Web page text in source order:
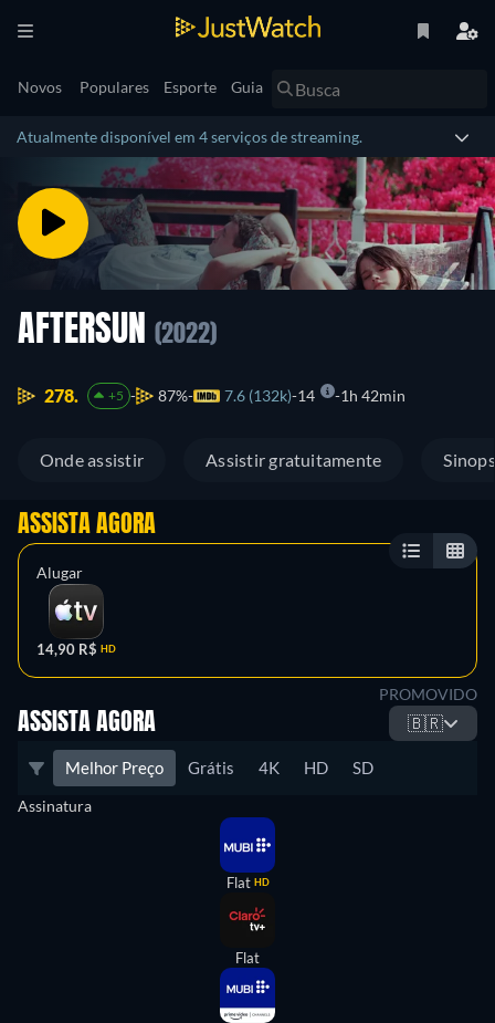
Novos Populares Esporte Guia
Atualmente disponível em 4 serviços de streaming.
AFTERSUN (2022)
278. +5 87% 7.6 (132k) 14 1h 42min
Onde assistir Assistir gratuitamente
ASSISTA AGORA
Alugar
14,90 R$ HD
PROMOVIDO
ASSISTA AGORA 🇧🇷
Melhor Preço Grátis 4K HD SD
Assinatura
Flat HD
Flat